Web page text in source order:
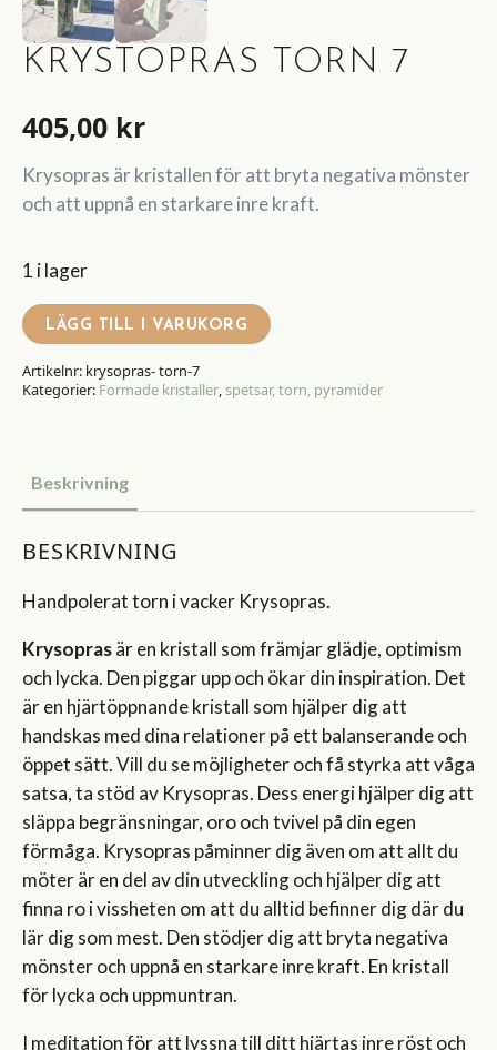
KRYSTOPRAS TORN 7
405,00 kr
Krysopras är kristallen för att bryta negativa mönster
och att uppnå en starkare inre kraft.
1 i lager
LÄGG TILL I VARUKORG
Artikelnr: krysopras- torn-7
Kategorier: Formade kristaller,spetsar, torn, pyramider
Beskrivning
BESKRIVNING
Handpolerat torn i vacker Krysopras.
Krysoprasär en kristall som främjar glädje, optimism
och lycka. Den piggar upp och ökar din inspiration. Det
är en hjärtöppnande kristall som hjälper dig att
handskas med dina relationer på ett balanserande och
öppet sätt. Vill du se möjligheter och få styrka att våga
satsa, ta stöd av Krysopras. Dess energi hjälper dig att
släppa begränsningar, oro och tvivel på din egen
förmåga. Krysopras påminner dig även om att allt du
möter är en del av din utveckling och hjälper dig att
finna ro i vissheten om att du alltid befinner dig där du
lär dig som mest. Den stödjer dig att bryta negativa
mönster och uppnå en starkare inre kraft. En kristall
för lycka och uppmuntran.
I meditation för att lyssna till ditt hjärtas inre röst och